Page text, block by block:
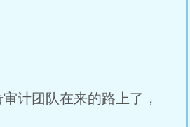
计团队在来的路上了，